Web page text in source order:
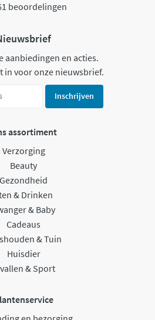
beoordelingen
aanbiedingen en acties.
in voor onze nieuwsbrief.
Inschrijven
assortiment
Verzorging
Beauty
Gezondheid
& Drinken
& Baby
Cadeaus
& Tuin
Huisdier
& Sport